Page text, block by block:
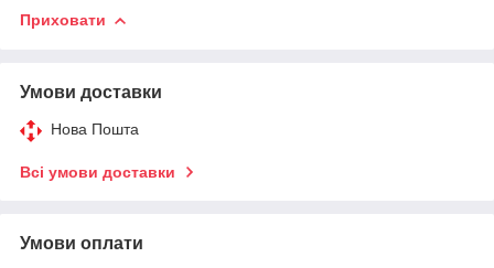
Приховати
Умови доставки
Нова Пошта
Всі умови доставки
Умови оплати